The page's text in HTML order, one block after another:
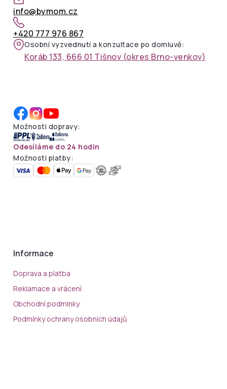
info@bymom.cz
+420 777 976 867
Osobní vyzvednutí a konzultace po domluvě:
Koráb 133, 666 01 Tišnov (okres Brno-venkov)
Možnosti dopravy:
Odesíláme do 24 hodin
Možnosti platby:
Informace
Doprava a platba
Reklamace a vrácení
Obchodní podmínky
Podmínky ochrany osobních údajů